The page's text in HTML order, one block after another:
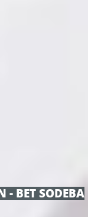
- BET SODEBA